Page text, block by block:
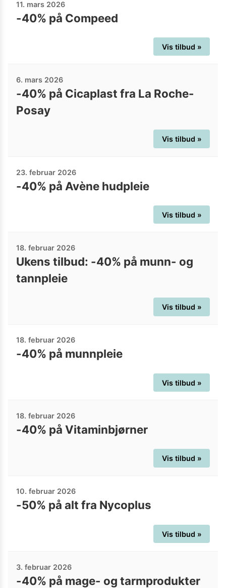
11. mars 2026
-40% på Compeed
Vis tilbud »
6. mars 2026
-40% på Cicaplast fra La Roche-
Posay
Vis tilbud »
23. februar 2026
-40% på Avène hudpleie
Vis tilbud »
18. februar 2026
Ukens tilbud: -40% på munn- og
tannpleie
Vis tilbud »
18. februar 2026
-40% på munnpleie
Vis tilbud »
18. februar 2026
-40% på Vitaminbjørner
Vis tilbud »
10. februar 2026
-50% på alt fra Nycoplus
Vis tilbud »
3. februar 2026
-40% på mage- og tarmprodukter